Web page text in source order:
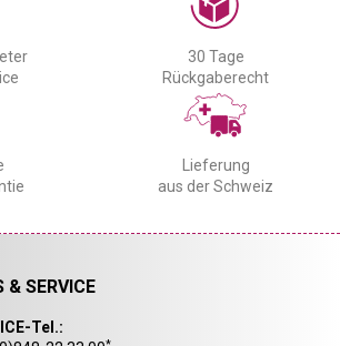
30 Tage
Rückgaberecht
Lieferung
aus der Schweiz
& SERVICE
Tel.: